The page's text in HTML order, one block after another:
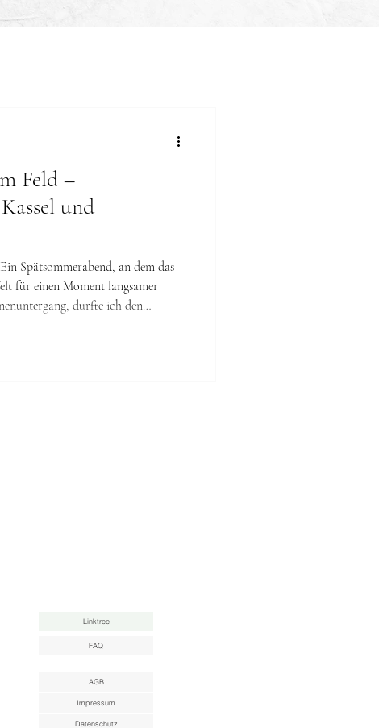
Feld –
und
Spätsommerabend, an dem das
für einen Moment langsamer
durfte ich den
Linktree
FAQ
Impressum
Datenschutz
AGB